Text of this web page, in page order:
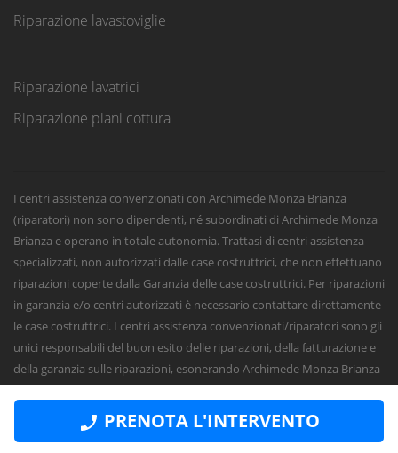
PRENOTA L'INTERVENTO
Riparazione lavastoviglie
Riparazione lavatrici
Riparazione piani cottura
I centri assistenza convenzionati con Archimede Monza Brianza
(riparatori) non sono dipendenti, né subordinati di Archimede Monza
Brianza e operano in totale autonomia. Trattasi di centri assistenza
specializzati, non autorizzati dalle case costruttrici, che non effettuano
riparazioni coperte dalla Garanzia delle case costruttrici. Per riparazioni
in garanzia e/o centri autorizzati è necessario contattare direttamente
le case costruttrici. I centri assistenza convenzionati/riparatori sono gli
unici responsabili del buon esito delle riparazioni, della fatturazione e
della garanzia sulle riparazioni, esonerando Archimede Monza Brianza
da qualsiasi responsabilità civile, penale o fiscale sugli interventi e sulle
Numeri Primi Srl - P.IVA e CF 11621120960